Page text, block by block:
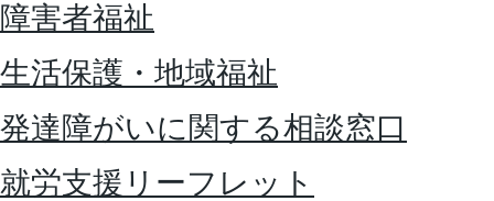
障害者福祉
生活保護・地域福祉
発達障がいに関する相談窓口
就労支援リーフレット